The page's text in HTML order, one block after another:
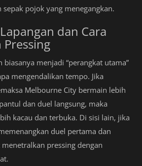
sepak pojok yang menegangkan.
dan Cara
biasanya menjadi “perangkat utama”
mengendalikan tempo. Jika
Melbourne City bermain lebih
dan duel langsung, maka
kacau dan terbuka. Di sisi lain, jika
duel pertama dan
pressing dengan